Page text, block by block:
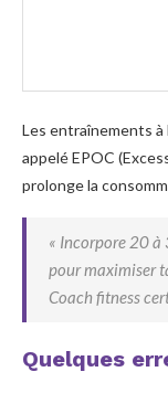
Les entraînements
appelé EPOC
prolonge la
« Incorpore 20 à
pour maximiser
Coach fitness
Quelques